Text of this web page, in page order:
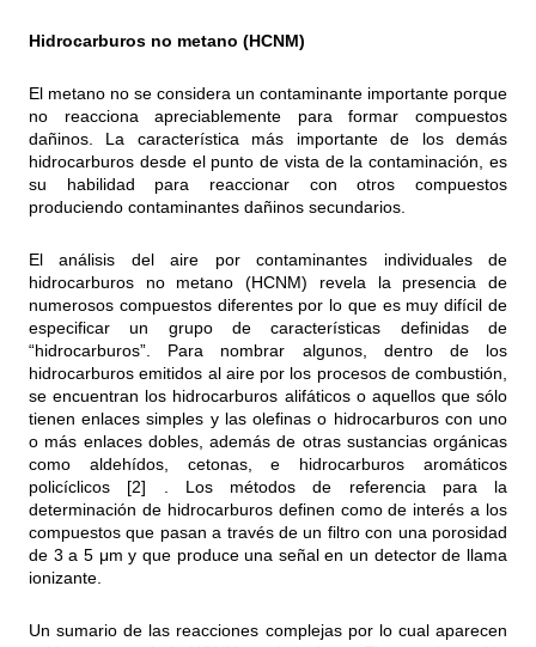
Hidrocarburos no metano (HCNM)
El metano no se considera un contaminante importante porque
no reacciona apreciablemente para formar compuestos
dañinos. La característica más importante de los demás
hidrocarburos desde el punto de vista de la contaminación, es
su habilidad para reaccionar con otros compuestos
produciendo contaminantes dañinos secundarios.
El análisis del aire por contaminantes individuales de
hidrocarburos no metano (HCNM) revela la presencia de
numerosos compuestos diferentes por lo que es muy difícil de
especificar un grupo de características definidas de
“hidrocarburos”. Para nombrar algunos, dentro de los
hidrocarburos emitidos al aire por los procesos de combustión,
se encuentran los hidrocarburos alifáticos o aquellos que sólo
tienen enlaces simples y las olefinas o hidrocarburos con uno
o más enlaces dobles, además de otras sustancias orgánicas
como aldehídos, cetonas, e hidrocarburos aromáticos
policíclicos [2] . Los métodos de referencia para la
determinación de hidrocarburos definen como de interés a los
compuestos que pasan a través de un filtro con una porosidad
de 3 a 5 μm y que produce una señal en un detector de llama
ionizante.
Un sumario de las reacciones complejas por lo cual aparecen